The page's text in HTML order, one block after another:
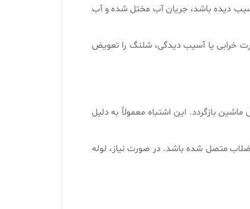
دیده باشد، جریان آب مختل شده و آب
خرابی یا آسیب دیدگی، شلنگ را تعویض
بازگردد. این اشتباه معمولاً به دلیل
متصل شده باشد. در صورت نیاز، لوله